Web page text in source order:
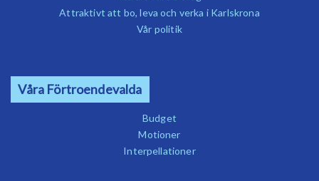
Attraktivt att bo, leva och verka i Karlskrona
Vår politik
Våra Förtroendevalda
Budget
Motioner
Interpellationer